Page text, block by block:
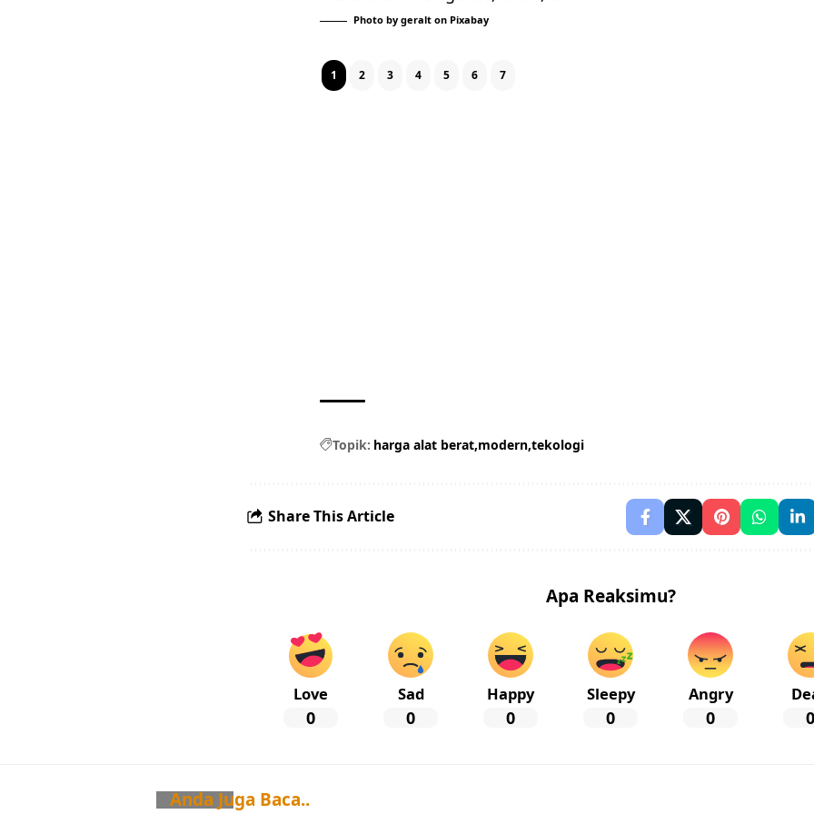
Photo bygeralt on Pixabay
1 2 3 4 5 6 7
Topik: harga alat berat modern tekologi
Share This Article
Apa Reaksimu?
Love
0
Sad
0
Happy
0
Sleepy
0
Angry
0 0
Anda Juga Baca..